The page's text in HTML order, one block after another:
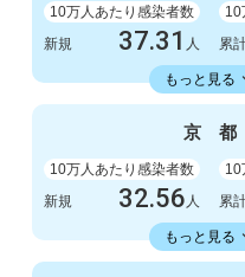
累計 2086723人 累
10万人あたり感染者数
新規
37.31 人
10
累
もっと見る
22429.74人
感染者数
5247人
新規
累計 3154675人 累
京 都
10万人あたり感染者数
新規
32.56 人
10
累
もっと見る
18413.86人
感染者数